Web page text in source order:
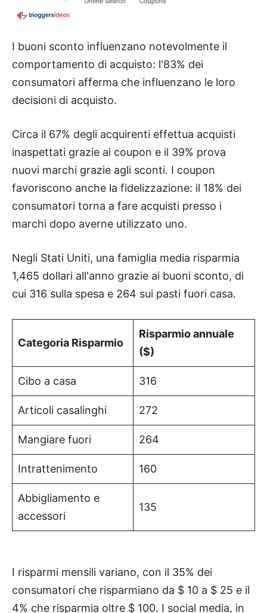
I buoni sconto influenzano notevolmente il
comportamento di acquisto: l'83% dei
consumatori afferma che influenzano le loro
decisioni di acquisto.
Circa il 67% degli acquirenti effettua acquisti
inaspettati grazie ai coupon e il 39% prova
nuovi marchi grazie agli sconti. I coupon
favoriscono anche la fidelizzazione: il 18% dei
consumatori torna a fare acquisti presso i
marchi dopo averne utilizzato uno.
Negli Stati Uniti, una famiglia media risparmia
1,465 dollari all'anno grazie ai buoni sconto, di
cui 316 sulla spesa e 264 sui pasti fuori casa.
Categoria Risparmio
Risparmio annuale
($)
Cibo a casa 316
Articoli casalinghi 272
Mangiare fuori 264
Intrattenimento 160
Abbigliamento e
accessori
135
I risparmi mensili variano, con il 35% dei
consumatori che risparmiano da $ 10 a $ 25 e il
4% che risparmia oltre $ 100. I social media, in